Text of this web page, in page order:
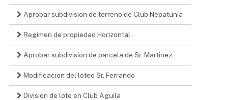
Aprobar subdivision de terreno de Club Nepatunia
Regimen de propiedad Horizontal
Aprobar subdivision de parcela de Sr. Martinez
Modificacion del loteo Sr. Ferrando
Division de lote en Club Aguila